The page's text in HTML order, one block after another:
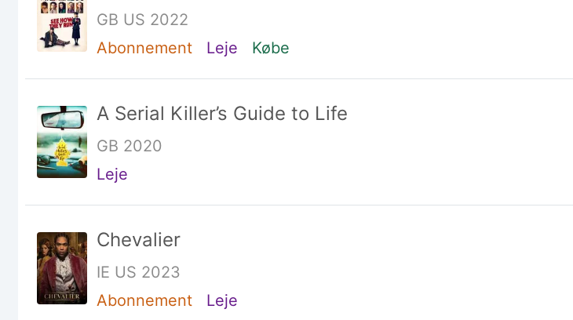
GB US 2022
Abonnement
Leje Købe
A Serial Killer’s Guide to Life
GB 2020
Leje
Chevalier
IE US 2023
Abonnement
Leje